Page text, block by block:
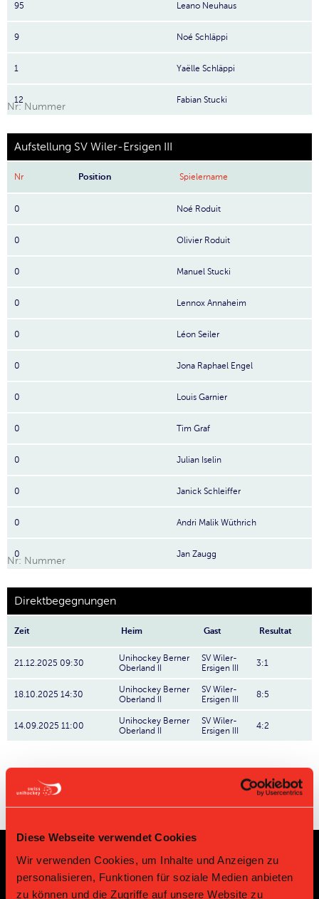
Diese Webseite verwendet Cookies
Wir verwenden Cookies, um Inhalte und Anzeigen zu
personalisieren, Funktionen für soziale Medien anbieten
zu können und die Zugriffe auf unsere Website zu
95 Leano Neuhaus
9 Noé Schläppi
1 Yaëlle Schläppi
12 Fabian Stucki
Nr: Nummer
Aufstellung SV Wiler-Ersigen III
Nr Position Spielername
0 Noé Roduit
0 Olivier Roduit
0 Manuel Stucki
0 Lennox Annaheim
0 Léon Seiler
0 Jona Raphael Engel
0 Louis Garnier
0 Tim Graf
0 Julian Iselin
0 Janick Schleiffer
0 Andri Malik Wüthrich
0 Jan Zaugg
Nr: Nummer
Direktbegegnungen
Zeit Heim Gast Resultat
21.12.2025 09:30
Unihockey Berner
Oberland II
SV Wiler-
Ersigen III
3:1
18.10.2025 14:30
Unihockey Berner
Oberland II
SV Wiler-
Ersigen III
8:5
14.09.2025 11:00
Unihockey Berner
Oberland II
SV Wiler-
Ersigen III
4:2
Sponsoren und Partner